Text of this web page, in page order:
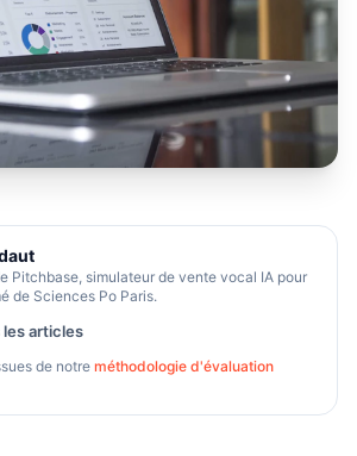
Pitchbase, simulateur de vente vocal IA pour
de Sciences Po Paris.
les articles
de notre méthodologie d'évaluation